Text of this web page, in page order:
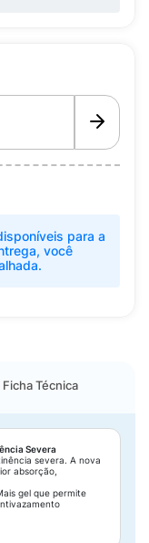
para a
você
Ficha Técnica
Severa
severa. A nova
absorção,
gel que permite